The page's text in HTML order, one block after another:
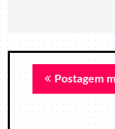
Postagem